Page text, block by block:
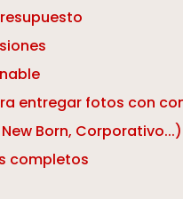
entregar fotos con
Born, Corporativo...)
completos